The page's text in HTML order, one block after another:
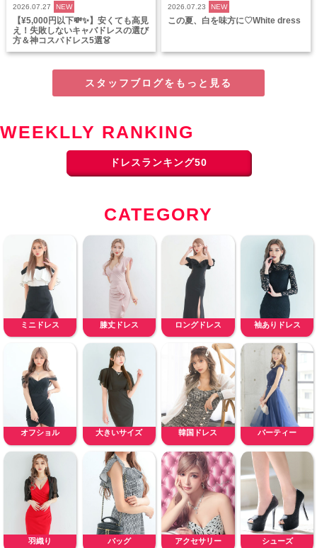
2026.07.27 NEW
【¥5,000円以下💸✨】安くても高見
え！失敗しないキャバドレスの選び
方＆神コスパドレス5選👗
2026.07.23 NEW
この夏、白を味方に♡White dress
スタッフブログをもっと見る
WEEKLLY RANKING
ドレスランキング50
CATEGORY
ミニドレス 膝丈ドレス ロングドレス 袖ありドレス
オフショル 大きいサイズ 韓国ドレス パーティー
羽織り バッグ アクセサリー シューズ